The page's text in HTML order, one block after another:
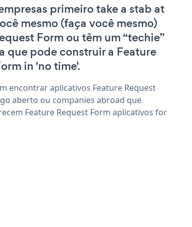
primeiro take a stab at
mesmo (faça você mesmo)
Form ou têm um “techie”
que pode construir a Feature
in 'no time'.
encontrar aplicativos Feature Request
aberto ou companies abroad que
Feature Request Form aplicativos for